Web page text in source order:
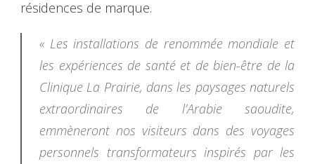
résidences de marque.
« Les installations de renommée mondiale et
les expériences de santé et de bien-être de la
Clinique La Prairie, dans les paysages naturels
extraordinaires de l’Arabie saoudite,
emmèneront nos visiteurs dans des voyages
personnels transformateurs inspirés par les